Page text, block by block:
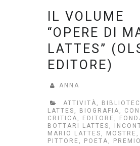
IL VOLUME
“OPERE DI
LATTES”
EDITORE)
ANNA
ATTIVITÀ ,
LATTES , BIOGRAFIA ,
CRITICA , EDITORE ,
BOTTARI LATTES ,
MARIO LATTES , MOSTRE ,
PITTORE , POETA ,
PREMIO